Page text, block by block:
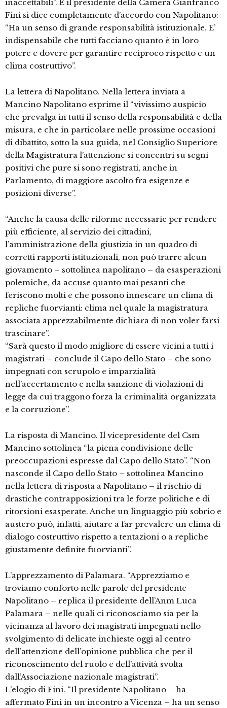
inaccettabili”. E il presidente della Camera Gianfranco
Fini si dice completamente d’accordo con Napolitano:
“Ha un senso di grande responsabilità istituzionale. E’
indispensabile che tutti facciano quanto è in loro
potere e dovere per garantire reciproco rispetto e un
clima costruttivo”.
La lettera di Napolitano. Nella lettera inviata a
Mancino Napolitano esprime il “vivissimo auspicio
che prevalga in tutti il senso della responsabilità e della
misura, e che in particolare nelle prossime occasioni
di dibattito, sotto la sua guida, nel Consiglio Superiore
della Magistratura l’attenzione si concentri su segni
positivi che pure si sono registrati, anche in
Parlamento, di maggiore ascolto fra esigenze e
posizioni diverse”.
“Anche la causa delle riforme necessarie per rendere
più efficiente, al servizio dei cittadini,
l’amministrazione della giustizia in un quadro di
corretti rapporti istituzionali, non può trarre alcun
giovamento – sottolinea napolitano – da esasperazioni
polemiche, da accuse quanto mai pesanti che
feriscono molti e che possono innescare un clima di
repliche fuorvianti: clima nel quale la magistratura
associata apprezzabilmente dichiara di non voler farsi
trascinare”.
“Sarà questo il modo migliore di essere vicini a tutti i
magistrati – conclude il Capo dello Stato – che sono
impegnati con scrupolo e imparzialità
nell’accertamento e nella sanzione di violazioni di
legge da cui traggono forza la criminalità organizzata
e la corruzione”.
La risposta di Mancino. Il vicepresidente del Csm
Mancino sottolinea “la piena condivisione delle
preoccupazioni espresse dal Capo dello Stato”. “Non
nasconde il Capo dello Stato – sottolinea Mancino
nella lettera di risposta a Napolitano – il rischio di
drastiche contrapposizioni tra le forze politiche e di
ritorsioni esasperate. Anche un linguaggio più sobrio e
austero può, infatti, aiutare a far prevalere un clima di
dialogo costruttivo rispetto a tentazioni o a repliche
giustamente definite fuorvianti”.
L’apprezzamento di Palamara. “Apprezziamo e
troviamo conforto nelle parole del presidente
Napolitano – replica il presidente dell’Anm Luca
Palamara – nelle quali ci riconosciamo sia per la
vicinanza al lavoro dei magistrati impegnati nello
svolgimento di delicate inchieste oggi al centro
dell’attenzione dell’opinione pubblica che per il
riconoscimento del ruolo e dell’attività svolta
dall’Associazione nazionale magistrati”.
L’elogio di Fini. “Il presidente Napolitano – ha
affermato Fini in un incontro a Vicenza – ha un senso